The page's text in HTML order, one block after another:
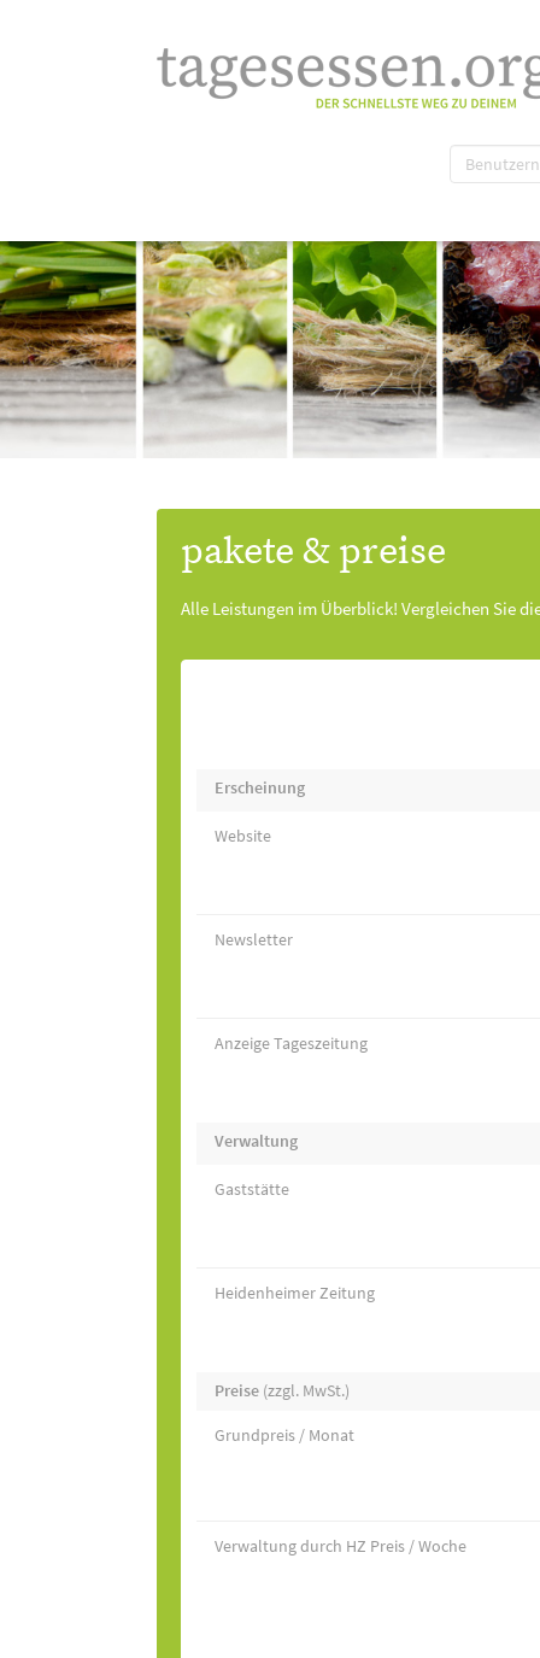
pakete & preise
Alle Leistungen im Überblick! Vergleichen Sie
Erscheinung
Website
Newsletter
Anzeige Tageszeitung
Verwaltung
Gaststätte
Heidenheimer Zeitung
Preise (zzgl. MwSt.)
Grundpreis / Monat
Verwaltung durch HZ Preis / Woche